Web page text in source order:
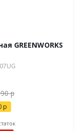
GREENWORKS
р
р